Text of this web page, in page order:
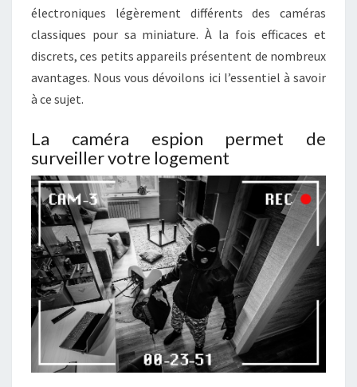
N
É
R
Ê
’
A
D
O
P
T
E
R
L
S
C
A
M
É
A
I
R
S
électroniques légèrement différents des caméras
classiques pour sa miniature. À la fois efficaces et
discrets, ces petits appareils présentent de nombreux
avantages. Nous vous dévoilons ici l’essentiel à savoir
à ce sujet.
La caméra espion permet de
surveiller votre logement